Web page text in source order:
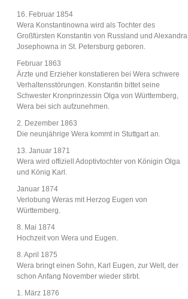
16. Februar 1854
Wera Konstantinowna wird als Tochter des
Großfürsten Konstantin von Russland und Alexandra
Josephowna in St. Petersburg geboren.
Februar 1863
Ärzte und Erzieher konstatieren bei Wera schwere
Verhaltensstörungen. Konstantin bittet seine
Schwester Kronprinzessin Olga von Württemberg,
Wera bei sich aufzunehmen.
2. Dezember 1863
Die neunjährige Wera kommt in Stuttgart an.
13. Januar 1871
Wera wird offiziell Adoptivtochter von Königin Olga
und König Karl.
Januar 1874
Verlobung Weras mit Herzog Eugen von
Württemberg.
8. Mai 1874
Hochzeit von Wera und Eugen.
8. April 1875
Wera bringt einen Sohn, Karl Eugen, zur Welt, der
schon Anfang November wieder stirbt.
1. März 1876